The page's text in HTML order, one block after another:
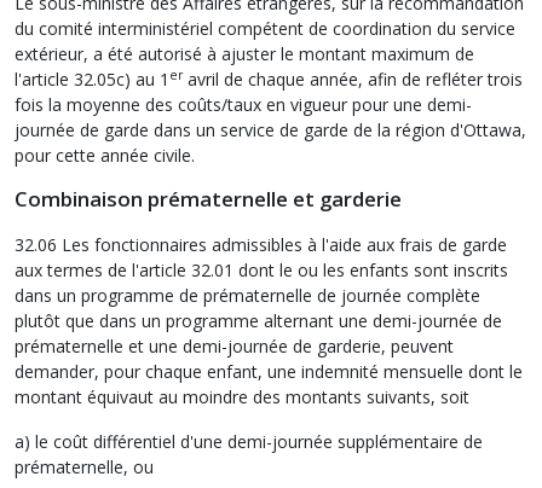
du comité interministériel compétent de coordination du service
extérieur, a été autorisé à ajuster le montant maximum de
l'article 32.05c) au 1 eravril de chaque année, afin de refléter trois
fois la moyenne des coûts/taux en vigueur pour une demi-
journée de garde dans un service de garde de la région d'Ottawa,
pour cette année civile.
Combinaison prématernelle et garderie
32.06 Les fonctionnaires admissibles à l'aide aux frais de garde
aux termes de l'article 32.01 dont le ou les enfants sont inscrits
dans un programme de prématernelle de journée complète
plutôt que dans un programme alternant une demi-journée de
prématernelle et une demi-journée de garderie, peuvent
demander, pour chaque enfant, une indemnité mensuelle dont le
montant équivaut au moindre des montants suivants, soit
a) le coût différentiel d'une demi-journée supplémentaire de
prématernelle, ou